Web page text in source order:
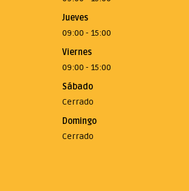
Jueves
09:00 - 15:00
Viernes
09:00 - 15:00
Sábado
Cerrado
Domingo
Cerrado